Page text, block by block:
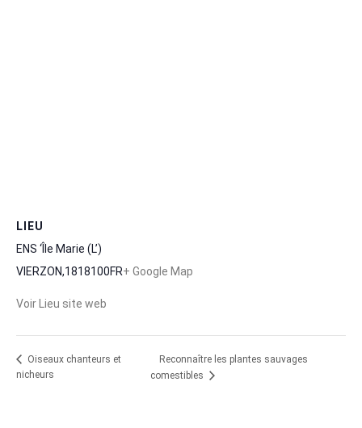
LIEU
ENS ‘Île Marie (L’)
VIERZON,1818100FR+ Google Map
Voir Lieu site web
Oiseaux chanteurs et
nicheurs
Reconnaître les plantes sauvages
comestibles